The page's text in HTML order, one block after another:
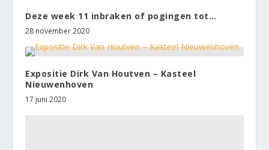
Deze week 11 inbraken of pogingen tot…
28 november 2020
Expositie Dirk Van Houtven – Kasteel
Nieuwenhoven
17 juni 2020